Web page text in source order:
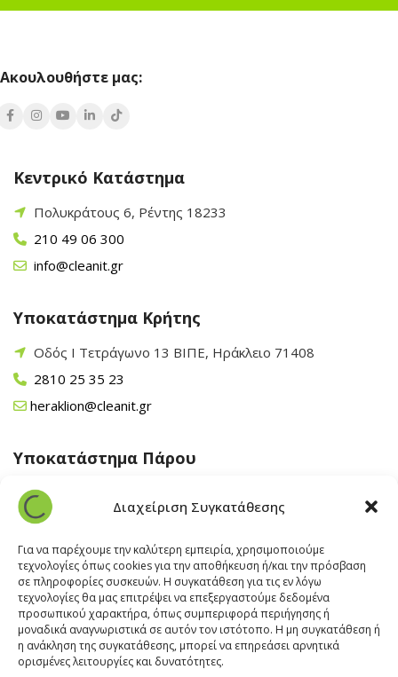
Διαχείριση Συγκατάθεσης
Για να παρέχουμε την καλύτερη εμπειρία, χρησιμοποιούμε
τεχνολογίες όπως cookies για την αποθήκευση ή/και την πρόσβαση
σε πληροφορίες συσκευών. Η συγκατάθεση για τις εν λόγω
τεχνολογίες θα μας επιτρέψει να επεξεργαστούμε δεδομένα
προσωπικού χαρακτήρα, όπως συμπεριφορά περιήγησης ή
μοναδικά αναγνωριστικά σε αυτόν τον ιστότοπο. Η μη συγκατάθεση ή
η ανάκληση της συγκατάθεσης, μπορεί να επηρεάσει αρνητικά
ορισμένες λειτουργίες και δυνατότητες.
Ακουλουθήστε μας:
Κεντρικό Κατάστημα
Πολυκράτους 6, Ρέντης 18233
210 49 06 300
info@cleanit.gr
Υποκατάστημα Κρήτης
Οδός Ι Τετράγωνο 13 ΒΙΠΕ, Ηράκλειο 71408
2810 25 35 23
heraklion@cleanit.gr
Υποκατάστημα Πάρου
Άγιος Βλάσης Αρχίλοχος, Πάρος 84400
22840 43 163
paros@cleanit.gr
Υποκατάστημα Σαντορίνης
Έξω Γωνία, Σαντορίνη847 00
22860 22322